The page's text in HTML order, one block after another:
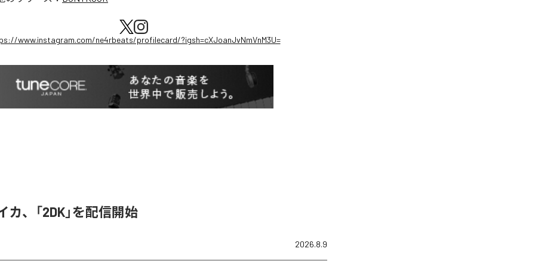
www.instagram.com/ne4rbeats/profilecard/?igsh=cXJoanJvNmVnM3U=
カ、「2DK」を配信開始
2026.8.9